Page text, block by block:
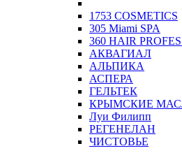
1753 COSMETICS
305 Miami SPA
360 HAIR
АКВАГИАЛ
АЛЬПИКА
АСПЕРА
ГЕЛЬТЕК
КРЫМСКИЕ
Луи Филипп
РЕГЕНЕЛАН
ЧИСТОВЬЕ